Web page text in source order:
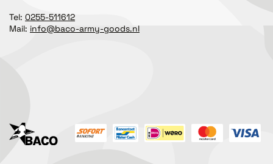
Tel: 0255-511612
Mail: info@baco-army-goods.nl